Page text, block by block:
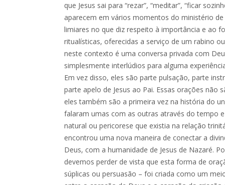
que Jesus sai para “rezar”, “meditar”, “ficar
aparecem em vários momentos do ministério de
limiares no que diz respeito à importância e ao
ritualísticas, oferecidas a serviço de um rabino
neste contexto é uma conversa privada com
simplesmente interlúdios para alguma
Em vez disso, eles são parte pulsação, parte
parte apelo de Jesus ao Pai. Essas orações não
eles também são a primeira vez na história do
falaram umas com as outras através do tempo e
natural ou pericorese que existia na relação
encontrou uma nova maneira de conectar a
Deus, com a humanidade de Jesus de Nazaré.
devemos perder de vista que esta forma de
súplicas ou persuasão – foi criada como um